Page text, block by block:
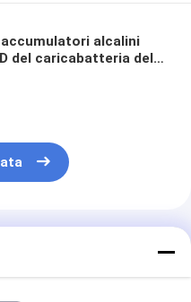
accumulatori alcalini
del caricabatteria della